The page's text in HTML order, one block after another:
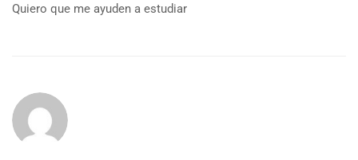
Quiero que me ayuden a estudiar